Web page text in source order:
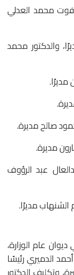
محمد العدلي
والدكتور محمد
مديرًا.
صالح مديرة.
مديرة.
عبد الرؤوف
مديرًا.
عام الوزارة،
الدميري رئيسًا